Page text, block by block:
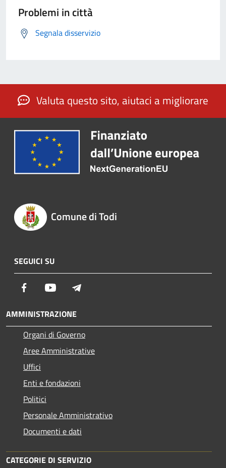
Problemi in città
Segnala disservizio
Valuta questo sito, aiutaci a migliorare
Comune di Todi
SEGUICI SU
Facebook Youtube
AMMINISTRAZIONE
Organi di Governo
Aree Amministrative
Uffici
Enti e fondazioni
Politici
Personale Amministrativo
Documenti e dati
CATEGORIE DI SERVIZIO